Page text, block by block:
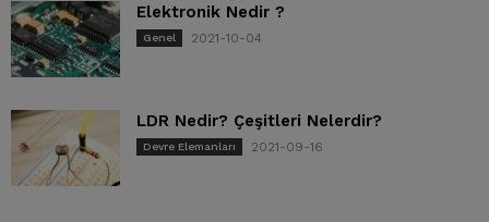
Elektronik Nedir ?
Genel 2021-10-04
LDR Nedir? Çeşitleri Nelerdir?
Devre Elemanları 2021-09-16